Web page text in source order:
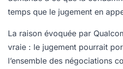
temps que le jugement en
La raison évoquée par
vraie : le jugement pourrait
l’ensemble des négociations